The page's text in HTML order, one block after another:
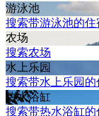
游泳池
搜索带游泳池的住
农场
搜索农场
水上乐园
搜索带水上乐园的
热水浴缸
搜索带热水浴缸的